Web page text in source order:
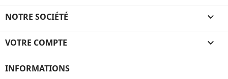
NOTRE SOCIÉTÉ 
VOTRE COMPTE 
INFORMATIONS